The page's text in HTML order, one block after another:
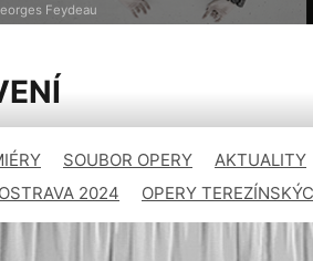
Feydeau
SOUBOR OPERY AKTUALITY
2024
OPERY